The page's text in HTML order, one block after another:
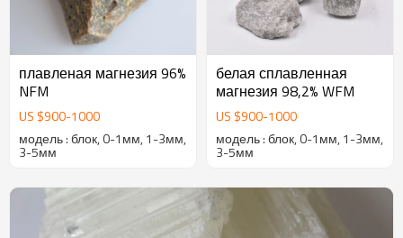
плавленая магнезия 96%
NFM
US $900-1000
модель : блок, 0-1мм, 1-3мм,
3-5мм
белая сплавленная
магнезия 98,2% WFM
US $900-1000
модель : блок, 0-1мм, 1-3мм,
3-5мм